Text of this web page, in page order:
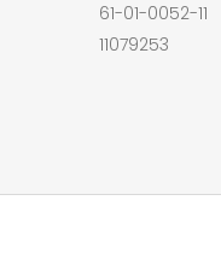
61-01-0052-11
11079253